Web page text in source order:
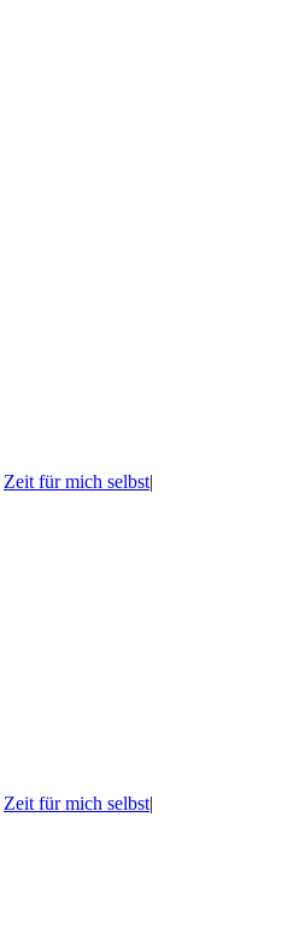
Zeit für mich selbst|
Zeit für mich selbst|